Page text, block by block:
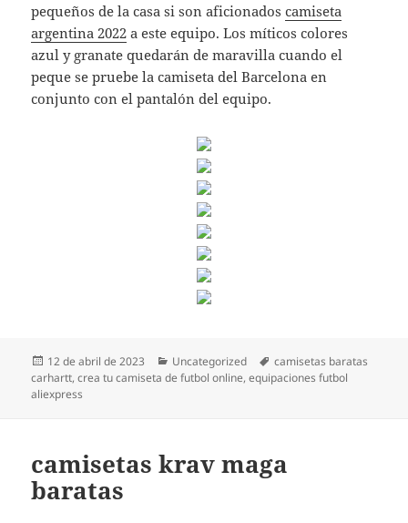
pequeños de la casa si son aficionadoscamiseta
argentina 2022 a este equipo. Los míticos colores
azul y granate quedarán de maravilla cuando el
peque se pruebe la camiseta del Barcelona en
conjunto con el pantalón del equipo.
Publicado
el
12 de abril de 2023 Categorías
Uncategorized Etiquetas
camisetas baratas
carhartt,crea tu camiseta de futbol online,equipaciones futbol
aliexpress
camisetas krav maga
baratas